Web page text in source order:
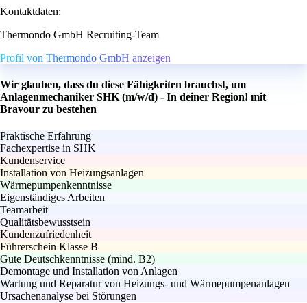
Kontaktdaten:
Thermondo GmbH Recruiting-Team
Profil von Thermondo GmbH anzeigen
Wir glauben, dass du diese Fähigkeiten brauchst, um
Anlagenmechaniker SHK (m/w/d) - In deiner Region! mit
Bravour zu bestehen
Praktische Erfahrung
Fachexpertise in SHK
Kundenservice
Installation von Heizungsanlagen
Wärmepumpenkenntnisse
Eigenständiges Arbeiten
Teamarbeit
Qualitätsbewusstsein
Kundenzufriedenheit
Führerschein Klasse B
Gute Deutschkenntnisse (mind. B2)
Demontage und Installation von Anlagen
Wartung und Reparatur von Heizungs- und Wärmepumpenanlagen
Ursachenanalyse bei Störungen